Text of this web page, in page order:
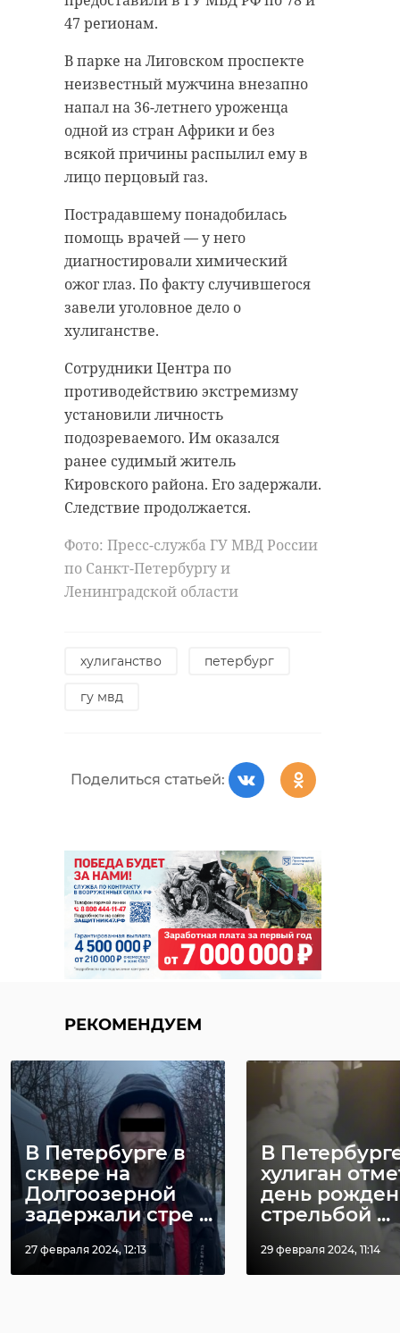
47 регионам.
В парке на Лиговском проспекте
неизвестный мужчина внезапно
напал на 36-летнего уроженца
одной из стран Африки и без
всякой причины распылил ему в
лицо перцовый газ.
Пострадавшему понадобилась
помощь врачей — у него
диагностировали химический
ожог глаз. По факту случившегося
завели уголовное дело о
хулиганстве.
Сотрудники Центра по
противодействию экстремизму
установили личность
подозреваемого. Им оказался
ранее судимый житель
Кировского района. Его задержали.
Следствие продолжается.
Фото: Пресс-служба ГУ МВД России
по Санкт-Петербургу и
Ленинградской области
хулиганство петербург
гу мвд
Поделиться статьей:
РЕКОМЕНДУЕМ
В Петербурге в
сквере на
Долгоозерной
задержали стре ...
27 февраля 2024, 12:13
В
хулиган
день
стрельбой ...
29 февраля 2024, 11:14